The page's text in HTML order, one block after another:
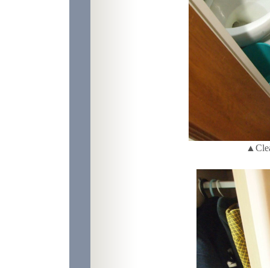
▲Clean Room